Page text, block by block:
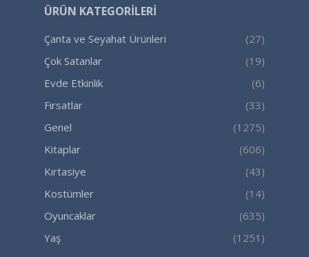
ÜRÜN KATEGORILERI
Çanta ve Seyahat Ürünleri
(27)
Çok Satanlar
(19)
Evde Etkinlik
(6)
Fırsatlar
(33)
Genel
(1275)
Kitaplar
(606)
Kırtasiye
(43)
Kostümler
(14)
Oyuncaklar
(635)
Yaş
(1251)